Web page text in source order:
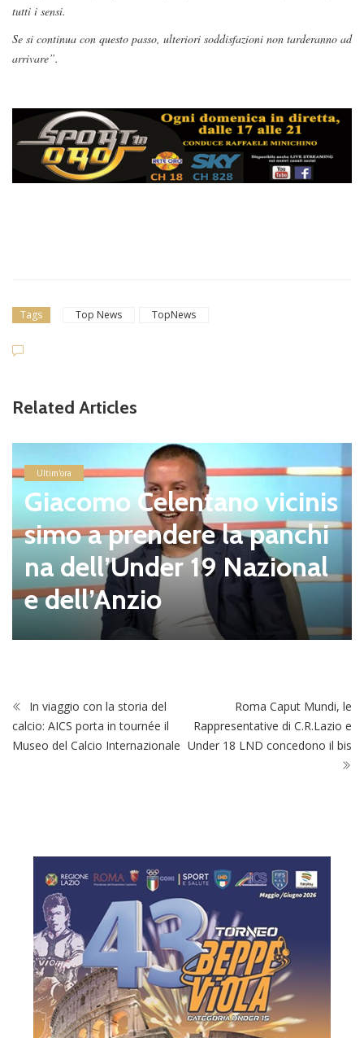
tutti i sensi.
Se si continua con questo passo, ulteriori soddisfazioni non tarderanno ad
arrivare”.
Tags Top News TopNews
Related Articles
Ultim'ora
Giacomo Celentano vicinis
simo a prendere la panchi
na dell’Under 19 Nazional
e dell’Anzio
In viaggio con la storia del
calcio: AICS porta in tournée il
Museo del Calcio Internazionale
Roma Caput Mundi, le
Rappresentative di C.R.Lazio e
Under 18 LND concedono il bis